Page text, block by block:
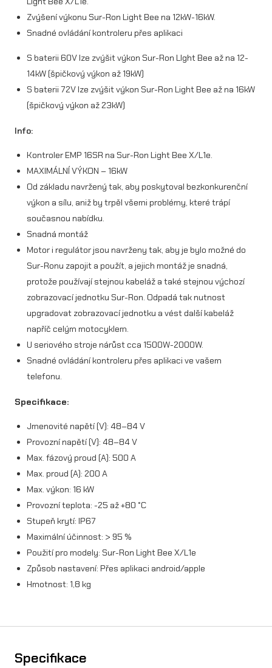
6
/
m
o
ž
t
v
Zvýšení výkonu Sur-Ron Light Bee na 12kW-16kW.
Snadné ovládání kontroleru přes aplikaci
S baterii 60V lze zvýšit výkon Sur-Ron LIght Bee až na 12-
14kW (špičkový výkon až 19kW)
S baterii 72V lze zvýšit výkon Sur-Ron Light Bee až na 16kW
(špičkový výkon až 23kW)
Info:
Kontroler EMP 16SR na Sur-Ron Light Bee X/L1e.
MAXIMÁLNÍ VÝKON – 16kW
Od základu navržený tak, aby poskytoval bezkonkurenční
výkon a sílu, aniž by trpěl všemi problémy, které trápí
současnou nabídku.
Snadná montáž
Motor i regulátor jsou navrženy tak, aby je bylo možné do
Sur-Ronu zapojit a použít, a jejich montáž je snadná,
protože používají stejnou kabeláž a také stejnou výchozí
zobrazovací jednotku Sur-Ron. Odpadá tak nutnost
upgradovat zobrazovací jednotku a vést další kabeláž
napříč celým motocyklem.
U seriového stroje nárůst cca 1500W-2000W.
Snadné ovládání kontroleru přes aplikaci ve vašem
telefonu.
Specifikace:
Jmenovité napětí (V): 48–84 V
Provozní napětí (V): 48–84 V
Max. fázový proud (A): 500 A
Max. proud (A): 200 A
Max. výkon: 16 kW
Provozní teplota: -25 až +80 °C
Stupeň krytí: IP67
Maximální účinnost: > 95 %
Použití pro modely: Sur-Ron Light Bee X/L1e
Způsob nastavení: Přes aplikaci android/apple
Hmotnost: 1,8 kg
Specifikace